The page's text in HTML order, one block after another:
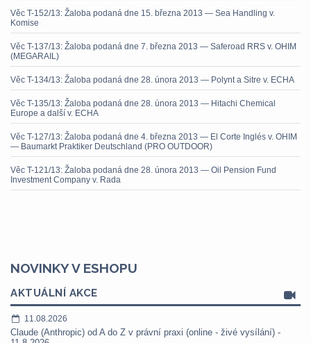
Věc T-152/13: Žaloba podaná dne 15. března 2013 — Sea Handling v.
Komise
Věc T-137/13: Žaloba podaná dne 7. března 2013 — Saferoad RRS v. OHIM
(MEGARAIL)
Věc T-134/13: Žaloba podaná dne 28. února 2013 — Polynt a Sitre v. ECHA
Věc T-135/13: Žaloba podaná dne 28. února 2013 — Hitachi Chemical
Europe a další v. ECHA
Věc T-127/13: Žaloba podaná dne 4. března 2013 — El Corte Inglés v. OHIM
— Baumarkt Praktiker Deutschland (PRO OUTDOOR)
Věc T-121/13: Žaloba podaná dne 28. února 2013 — Oil Pension Fund
Investment Company v. Rada
NOVINKY V ESHOPU
AKTUÁLNÍ AKCE
11.08.2026
Claude (Anthropic) od A do Z v právní praxi (online - živé vysílání) -